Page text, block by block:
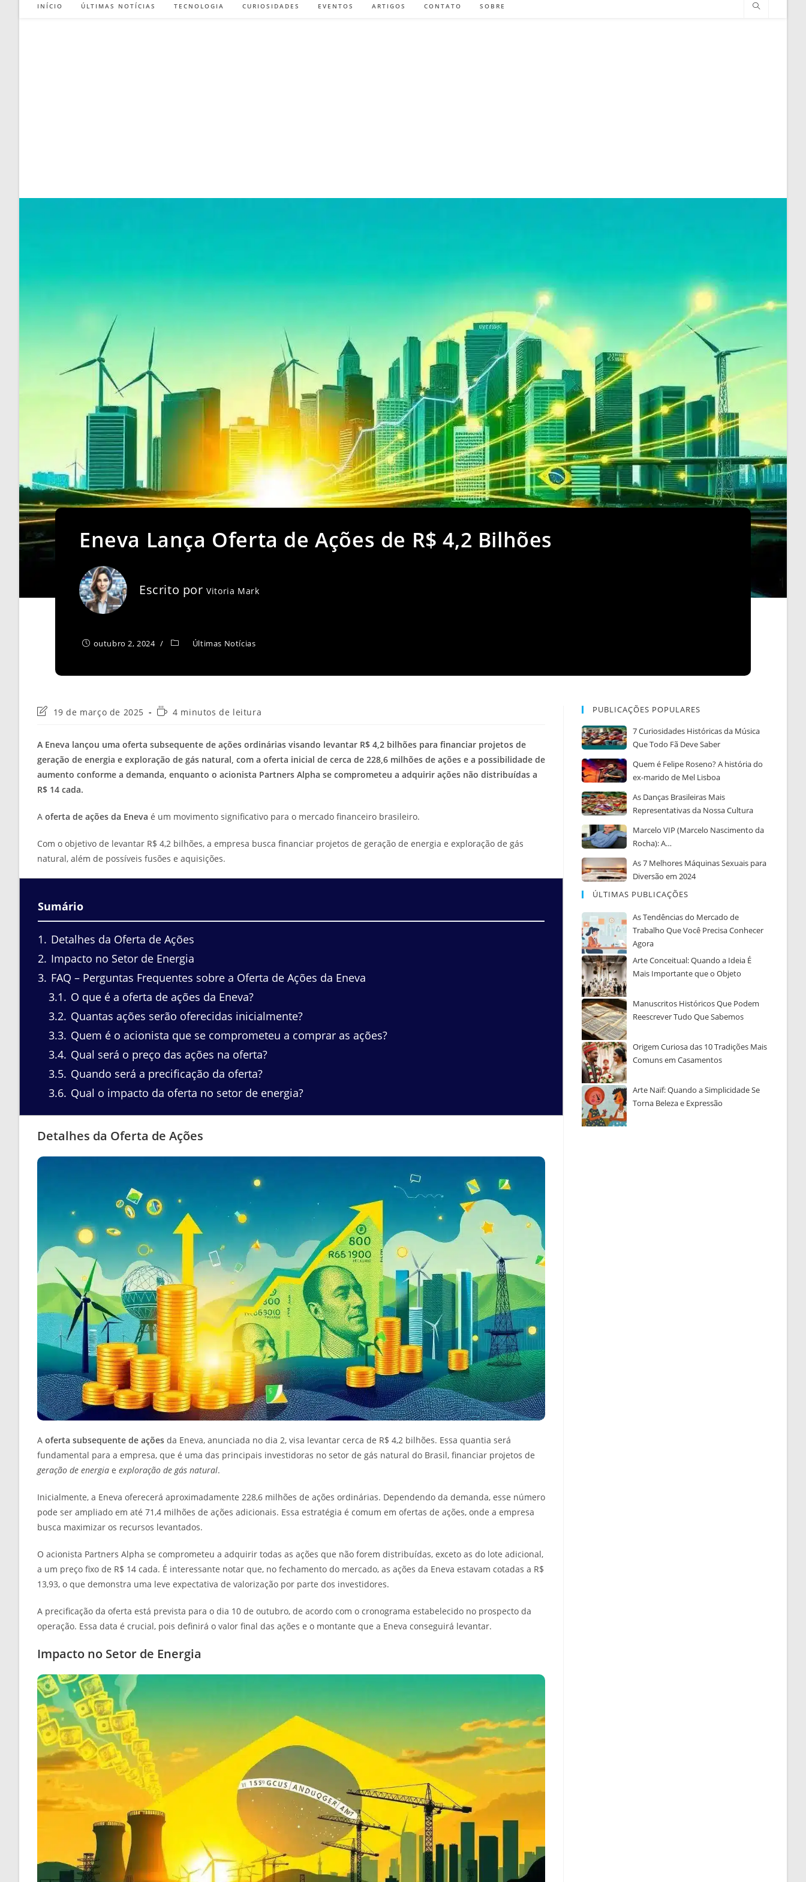
INÍCIO ÚLTIMAS NOTÍCIAS TECNOLOGIA CURIOSIDADES EVENTOS ARTIGOS CONTATO SOBRE
Eneva Lança Oferta de Ações de R$ 4,2 Bilhões
Escrito porVitoria Mark
outubro 2, 2024 Últimas Notícias
Última
post:
19 de março de 2025
Tempo4 minutos de leitura
A Eneva lançou uma oferta subsequente de ações ordinárias visando levantar R$ 4,2 bilhões para financiar projetos de
geração de energia e exploração de gás natural, com a oferta inicial de cerca de 228,6 milhões de ações e a possibilidade de
aumento conforme a demanda, enquanto o acionista Partners Alpha se comprometeu a adquirir ações não distribuídas a
R$ 14 cada.
A oferta de ações da Eneva é um movimento significativo para o mercado financeiro brasileiro.
Com o objetivo de levantar R$ 4,2 bilhões, a empresa busca financiar projetos de geração de energia e exploração de gás
natural, além de possíveis fusões e aquisições.
Sumário
1
Detalhes da Oferta de Ações
2 Impacto no Setor de Energia
3 FAQ – Perguntas Frequentes sobre a Oferta de Ações da Eneva
3.1
O que é a oferta de ações da Eneva?
3.2 Quantas ações serão oferecidas inicialmente?
3.3 Quem é o acionista que se comprometeu a comprar as ações?
3.4 Qual será o preço das ações na oferta?
3.5 Quando será a precificação da oferta?
3.6 Qual o impacto da oferta no setor de energia?
Detalhes da Oferta de Ações
A oferta subsequente de ações da Eneva, anunciada no dia 2, visa levantar cerca de R$ 4,2 bilhões. Essa quantia será
fundamental para a empresa, que é uma das principais investidoras no setor de gás natural do Brasil, financiar projetos de
geração de energia e exploração de gás natural.
Inicialmente, a Eneva oferecerá aproximadamente 228,6 milhões de ações ordinárias. Dependendo da demanda, esse número
pode ser ampliado em até 71,4 milhões de ações adicionais. Essa estratégia é comum em ofertas de ações, onde a empresa
busca maximizar os recursos levantados.
O acionista Partners Alpha se comprometeu a adquirir todas as ações que não forem distribuídas, exceto as do lote adicional,
a um preço fixo de R$ 14 cada. É interessante notar que, no fechamento do mercado, as ações da Eneva estavam cotadas a R$
13,93, o que demonstra uma leve expectativa de valorização por parte dos investidores.
A precificação da oferta está prevista para o dia 10 de outubro, de acordo com o cronograma estabelecido no prospecto da
operação. Essa data é crucial, pois definirá o valor final das ações e o montante que a Eneva conseguirá levantar.
Impacto no Setor de Energia
PUBLICAÇÕES POPULARES
7 Curiosidades Históricas da Música
Que Todo Fã Deve Saber
Quem é Felipe Roseno? A história do
ex-marido de Mel Lisboa
As Danças Brasileiras Mais
Representativas da Nossa Cultura
Marcelo VIP (Marcelo Nascimento da
Rocha): A…
As 7 Melhores Máquinas Sexuais para
Diversão em 2024
ÚLTIMAS PUBLICAÇÕES
As Tendências do Mercado de
Trabalho Que Você Precisa Conhecer
Agora
Arte Conceitual: Quando a Ideia É
Mais Importante que o Objeto
Manuscritos Históricos Que Podem
Reescrever Tudo Que Sabemos
Origem Curiosa das 10 Tradições Mais
Comuns em Casamentos
Arte Naïf: Quando a Simplicidade Se
Torna Beleza e Expressão